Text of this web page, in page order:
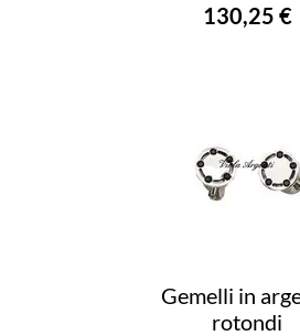
130,25 €
Gemelli in
rotondi